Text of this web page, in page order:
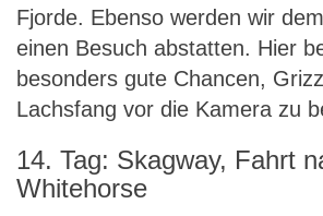
Fjorde. Ebenso werden wir
einen Besuch abstatten. Hier
besonders gute Chancen,
Lachsfang vor die Kamera zu
14. Tag: Skagway, Fahrt
Whitehorse